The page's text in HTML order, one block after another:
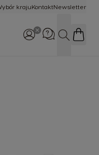
krajuKontaktNewsletter
SZUKAJ